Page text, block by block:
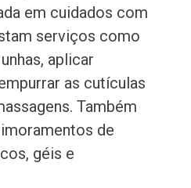
em cuidados com
serviços como
aplicar
as cutículas
Também
de
géis e